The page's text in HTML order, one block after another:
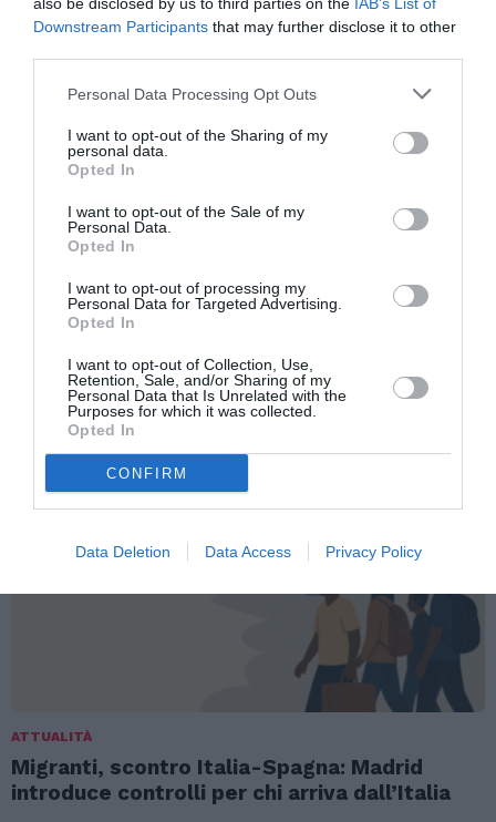
Downstream Participants that may further disclose it to other
Personal Data Processing Opt Outs
I want to opt-out of the Sharing of my
personal data.
Opted In
I want to opt-out of the Sale of my
Personal Data.
Opted In
I want to opt-out of processing my
Personal Data for Targeted Advertising.
Opted In
I want to opt-out of Collection, Use,
Retention, Sale, and/or Sharing of my
Personal Data that Is Unrelated with the
Purposes for which it was collected.
Opted In
CONFIRM
Data Deletion Data Access Privacy Policy
condizioni climatiche.
>> Tutte le notizie di Stranieri in Italia
Articolo precedente
Cos’è l’assegno unico e chi ne ha diritto.
Articolo seguente
Ius Scholae, il Comune di Alessandria con
una delibera chiede di accelerare i tempi di
approvazione
TI POTREBBERO INTERESSARE
ANCHE:
ATTUALITÀ
Migranti, scontro Italia-Spagna: Madrid
introduce controlli per chi arriva dall’Italia